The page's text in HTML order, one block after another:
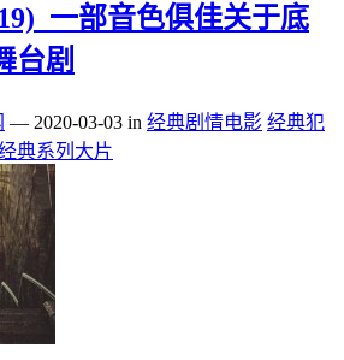
一部音色俱佳关于底
台剧
— 2020-03-03 in 经典剧情电影 经典犯
典系列大片